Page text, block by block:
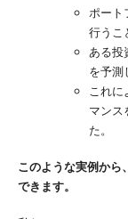
ポート
行うこ
ある投
を予測
これに
マンス
た。
このような実例から
できます。